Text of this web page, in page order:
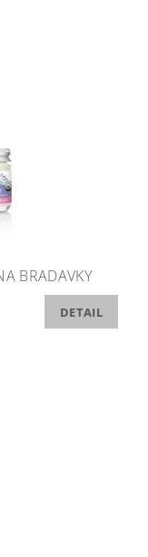
BRADAVKY
DETAIL